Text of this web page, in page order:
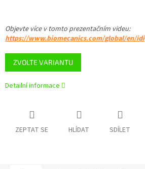
ZVOLTE VARIANTU
Objevte více v tomtoprezentačním videu:
https://www.biomecanics.com/global/en/idi
Detailní informace
ZEPTAT SE HLÍDAT SDÍLET